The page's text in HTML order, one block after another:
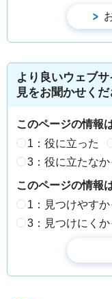
より良いウェブ
見をお聞かせく
このページの情報
1：役に立った
3：役に立たなか
このページの情報
1：見つけやすか
3：見つけにくか